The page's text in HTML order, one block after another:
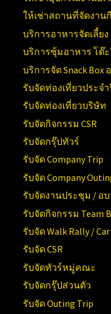
ให้เช่าสถานที่จัดงาน
บริการอาหารจัดเลี้ยง
บริการซุ้มอาหาร โต๊
บริการจัด Snack Box
รับจัดท่องเที่ยวประจ
รับจัดท่องเที่ยวบริษัท
รับจัดกิจกรรม CSR
รับจัดกรุ๊ปทัวร์
รับจัด Company Trip
รับจัด Company
รับจัดงานประชุม / อ
รับจัดกิจกรรม Team
รับจัด Walk Rally /
รับจัด CSR
รับจัดทัวร์หมู่คณะ
รับจัดกรุ๊ปส่วนตัว
รับจัด Outing Trip